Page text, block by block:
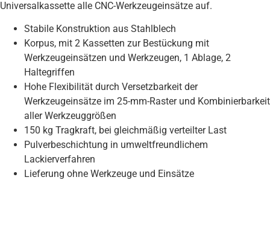
Universalkassette alle CNC-Werkzeugeinsätze auf.
Stabile Konstruktion aus Stahlblech
Korpus, mit 2 Kassetten zur Bestückung mit
Werkzeugeinsätzen und Werkzeugen, 1 Ablage, 2
Haltegriffen
Hohe Flexibilität durch Versetzbarkeit der
Werkzeugeinsätze im 25-mm-Raster und Kombinierbarkeit
aller Werkzeuggrößen
150 kg Tragkraft, bei gleichmäßig verteilter Last
Pulverbeschichtung in umweltfreundlichem
Lackierverfahren
Lieferung ohne Werkzeuge und Einsätze